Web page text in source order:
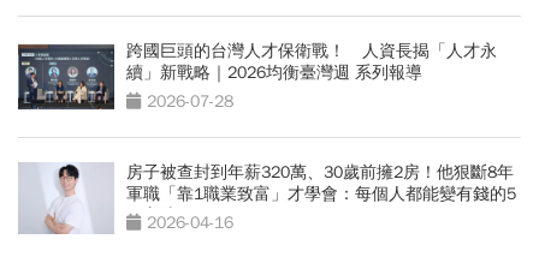
跨國巨頭的台灣人才保衛戰！ 人資長揭「人才永
續」新戰略｜2026均衡臺灣週 系列報導
2026-07-28
房子被查封到年薪320萬、30歲前擁2房！他狠斷8年
軍職「靠1職業致富」才學會：每個人都能變有錢的5
種方法
2026-04-16